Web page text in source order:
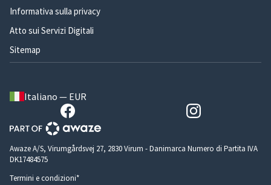
Informativa sulla privacy
Atto sui Servizi Digitali
Sitemap
Italiano — EUR
Awaze A/S, Virumgårdsvej 27, 2830 Virum - Danimarca Numero di Partita IVA
DK17484575
Termini e condizioni*